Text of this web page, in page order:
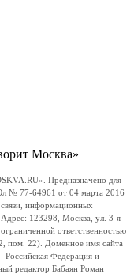
Москва»
Предназначено для
№ 77-64961 от 04 марта 2016
информационных
123298, Москва, ул. 3-я
ответственностью
пом. 22). Доменное имя сайта
Российская Федерация и
редактор Бабаян Роман